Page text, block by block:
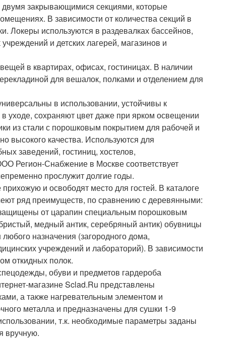
закрывающимися секциями, которые
В зависимости от количества секций в
Локеры используются в раздевалках бассейнов,
и детских лагерей, магазинов и
в квартирах, офисах, гостиницах. В наличии
для вешалок, полками и отделением для
в использовании, устойчивы к
сохраняют цвет даже при ярком освещении
из стали с порошковым покрытием для рабочей и
высокого качества. Используются для
заведений, гостиниц, хостелов,
Регион-Снабжение в Москве соответствует
прослужит долгие годы.
и освободят место для гостей. В каталоге
ряд преимуществ, по сравнению с деревянными:
от царапин специальным порошковым
медный антик, серебряный антик) обувницы
назначения (загородного дома,
учреждений и лабораторий). В зависимости
откидных полок.
обуви и предметов гардероба
магазине Sclad.Ru представлены
а также нагревательным элементом и
металла и предназначены для сушки 1-9
т.к. необходимые параметры заданы
вручную.